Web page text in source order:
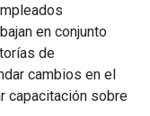
en conjunto
de
cambios en el
capacitación sobre